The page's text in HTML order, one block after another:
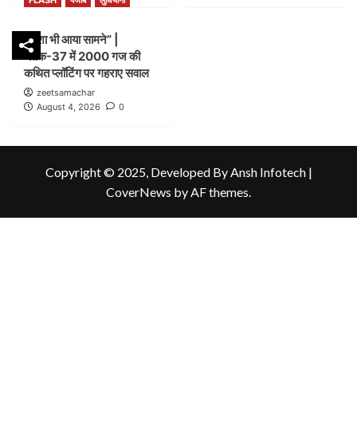
नक्शा भी आया सामने” |
ब्लॉक-37 में 2000 गज की
कथित प्लॉटिंग पर गहराए सवाल
zeetsamachar
August 4, 2026
0
Copyright © 2025, Developed By Ansh Infotech |
CoverNews by AF themes.